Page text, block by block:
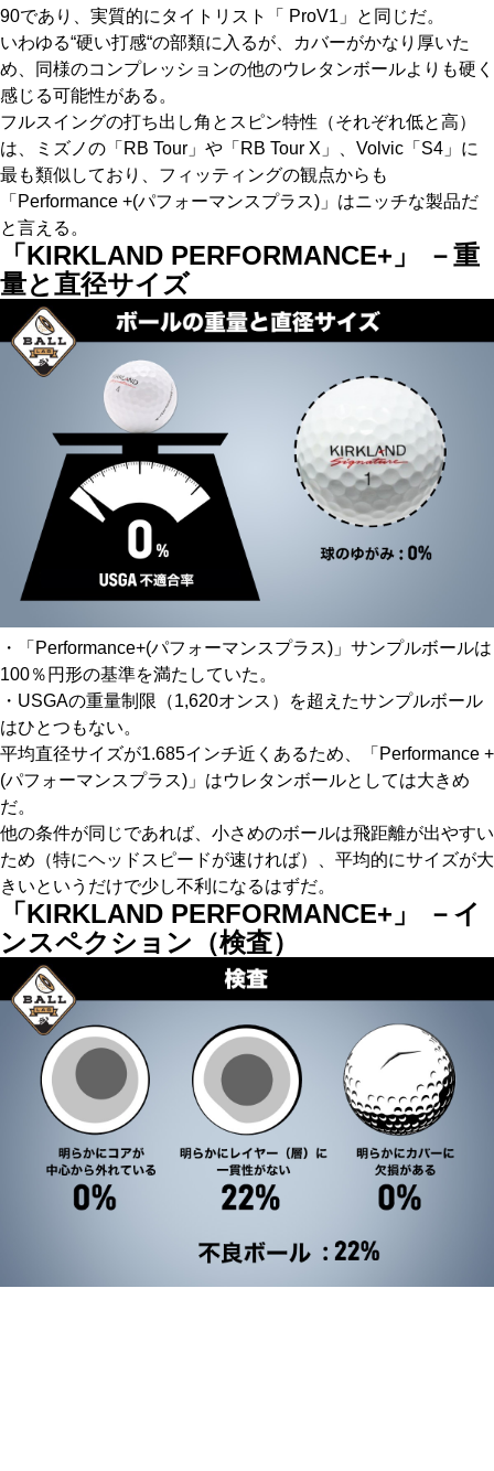
90であり、実質的にタイトリスト「 ProV1」と同じだ。
いわゆる“硬い打感“の部類に入るが、カバーがかなり厚いた
め、同様のコンプレッションの他のウレタンボールよりも硬く
感じる可能性がある。
フルスイングの打ち出し角とスピン特性（それぞれ低と高）
は、ミズノの「RB Tour」や「RB Tour X」、Volvic「S4」に
最も類似しており、フィッティングの観点からも
「Performance +(パフォーマンスプラス)」はニッチな製品だ
と言える。
「KIRKLAND PERFORMANCE+」 －重
量と直径サイズ
・「Performance+(パフォーマンスプラス)」サンプルボールは
100％円形の基準を満たしていた。
・USGAの重量制限（1,620オンス）を超えたサンプルボール
はひとつもない。
平均直径サイズが1.685インチ近くあるため、「Performance +
(パフォーマンスプラス)」はウレタンボールとしては大きめ
だ。
他の条件が同じであれば、小さめのボールは飛距離が出やすい
ため（特にヘッドスピードが速ければ）、平均的にサイズが大
きいというだけで少し不利になるはずだ。
「KIRKLAND PERFORMANCE+」 －イ
ンスペクション（検査）